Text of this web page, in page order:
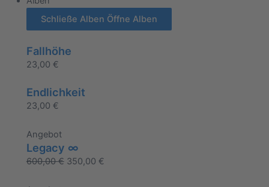
Schließe Alben Öffne Alben
Fallhöhe
23,00 €
Endlichkeit
23,00 €
Angebot
Legacy ∞
600,00€ 350,00 €